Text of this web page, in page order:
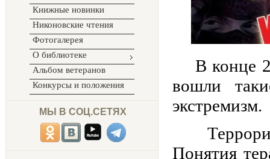
Книжные новинки
Никоновские чтения
Фотогалерея
О библиотеке
Альбом ветеранов
Конкурсы и положения
МЫ В СОЦ.СЕТЯХ
В конце
вошли
экстремизм.
Понятия